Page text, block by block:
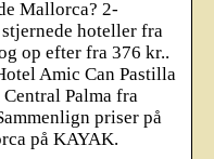
Mallorca? 2-
hoteller fra
op efter fra 376 kr..
Amic Can Pastilla
Palma fra
priser på
på KAYAK.